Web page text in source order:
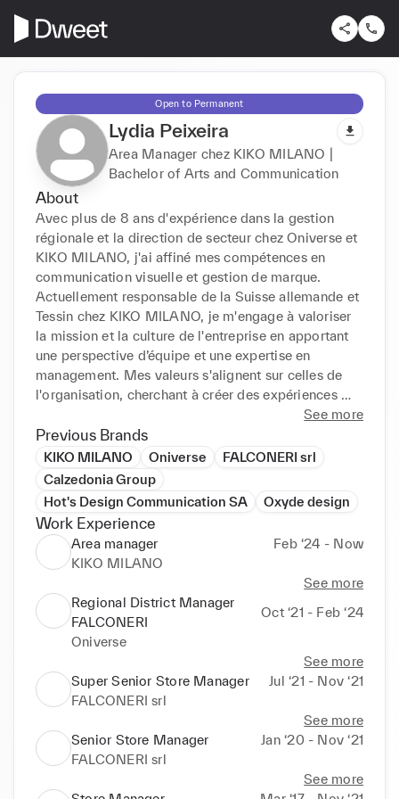
Open to Permanent
Lydia Peixeira
Area Manager chez KIKO MILANO |
Bachelor of Arts and Communication
About
Avec plus de 8 ans d'expérience dans la gestion
régionale et la direction de secteur chez Oniverse et
KIKO MILANO, j'ai affiné mes compétences en
communication visuelle et gestion de marque.
Actuellement responsable de la Suisse allemande et
Tessin chez KIKO MILANO, je m'engage à valoriser
la mission et la culture de l'entreprise en apportant
une perspective d’équipe et une expertise en
management. Mes valeurs s'alignent sur celles de
l'organisation, cherchant à créer des expériences
client mémorables et à renforcer l'identité de la
marque. Je collabore étroitement avec mes équipes
pour atteindre nos objectifs communs, grâce à mon
expérience en management et en communication.
See more
Previous Brands
KIKO MILANO Oniverse
FALCONERI srl
Calzedonia Group
Hot's Design Communication SA
Oxyde design
Work Experience
Area manager
Feb ‘24 - Now
KIKO MILANO
See more
Regional District Manager
FALCONERI
Oct ‘21 - Feb ‘24
Oniverse
See more
Super Senior Store Manager
Jul ‘21 - Nov ‘21
FALCONERI srl
See more
Senior Store Manager
Jan ‘20 - Nov ‘21
FALCONERI srl
See more